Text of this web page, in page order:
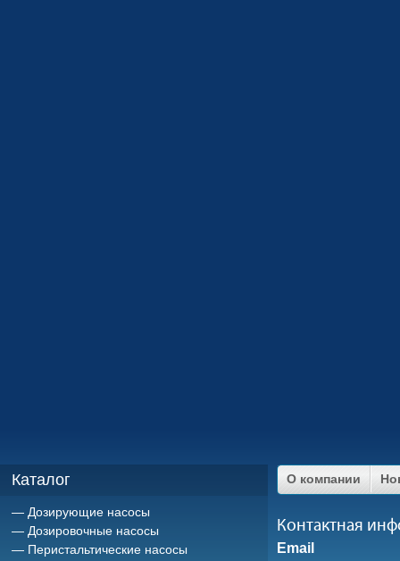
Каталог
Дозирующие насосы
Дозировочные насосы
Перистальтические насосы
О компании
Контактная
Email